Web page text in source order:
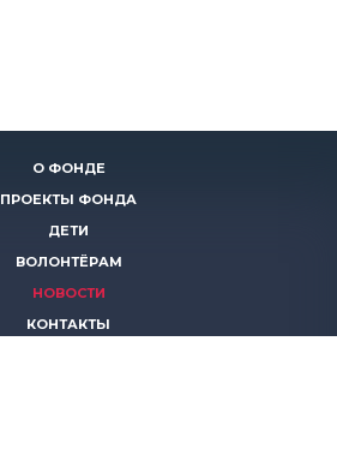
О ФОНДЕ
ПРОЕКТЫ ФОНДА
ДЕТИ
ВОЛОНТЁРАМ
НОВОСТИ
КОНТАКТЫ